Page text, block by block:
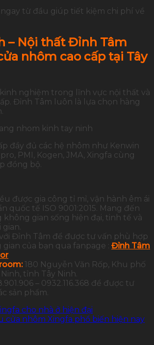
từ đầu giúp tiết kiệm chi phí về
– Nội thất Đỉnh Tâm
nhôm cao cấp tại Tây
nghiệm trong lĩnh vực nội thất và
Đỉnh Tâm luôn là lựa chọn hàng
đầy đủ các hệ nhôm như Kenwin
PMI, Kogen, JMA, Xingfa cùng
đồng bộ.
được gia công tỉ mỉ, vận hành êm ái
quốc tế ISO 9001:2015. Mang đến
không gian sống hiện đại, tinh tế và
Đỉnh Tâm để được tư vấn phù hợp
của bạn qua fanpage : Đỉnh Tâm
180 Nguyễn Văn Rốp, Khu phố
tỉnh Tây Ninh.
– 0932.116.368 để được tư
sản phẩm.
cho nhà ở hiện đại
cửa nhôm Xingfa phổ biến hiện nay